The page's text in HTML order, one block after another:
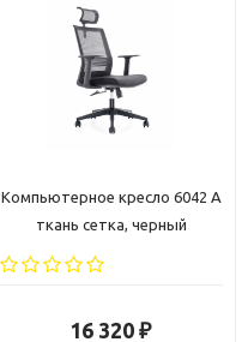
Компьютерное кресло 6042 A
ткань сетка, черный
16 320 ₽